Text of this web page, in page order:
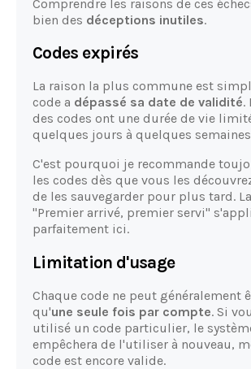
Comprendre les raisons de ces
bien des déceptions inutiles.
Codes expirés
La raison la plus commune est
code a dépassé sa date de validité.
des codes ont une durée de vie
quelques jours à quelques
C'est pourquoi je recommande
les codes dès que vous les
de les sauvegarder pour plus tard. La
"Premier arrivé, premier servi"
parfaitement ici.
Limitation d'usage
Chaque code ne peut généralement
qu'une seule fois par compte. Si
utilisé un code particulier, le
empêchera de l'utiliser à nouveau,
code est encore valide.